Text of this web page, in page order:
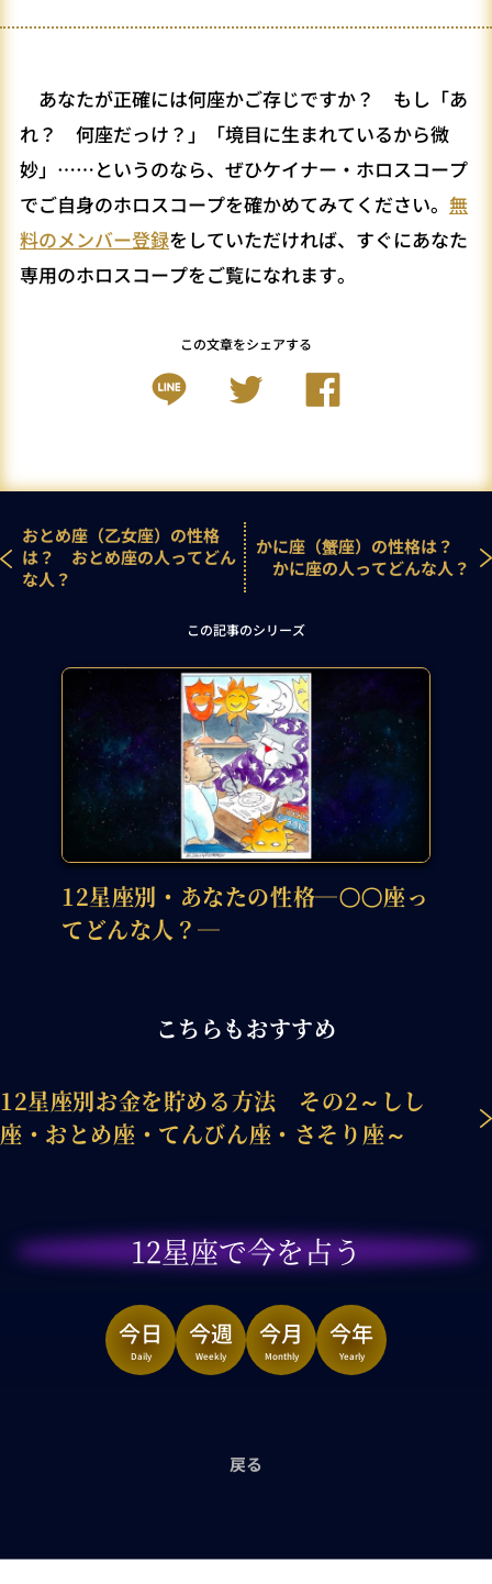
あなたが正確には何座かご存じですか？ もし「あ
れ？ 何座だっけ？」「境目に生まれているから微
妙」……というのなら、ぜひケイナー・ホロスコープ
でご自身のホロスコープを確かめてみてください。 無
料のメンバー登録をしていただければ、すぐにあなた
専用のホロスコープをご覧になれます。
この文章をシェアする
おとめ座（乙女座）の性格
は？ おとめ座の人ってどん
な人？
かに座（蟹座）の性格は？
かに座の人ってどんな人？
この記事のシリーズ
12星座別・あなたの性格―〇〇座っ
てどんな人？―
こちらもおすすめ
12星座別お金を貯める方法 その2～しし
座・おとめ座・てんびん座・さそり座～
12星座で今を占う
今日
Daily
今週
Weekly
今月
Monthly
今年
Yearly
戻る